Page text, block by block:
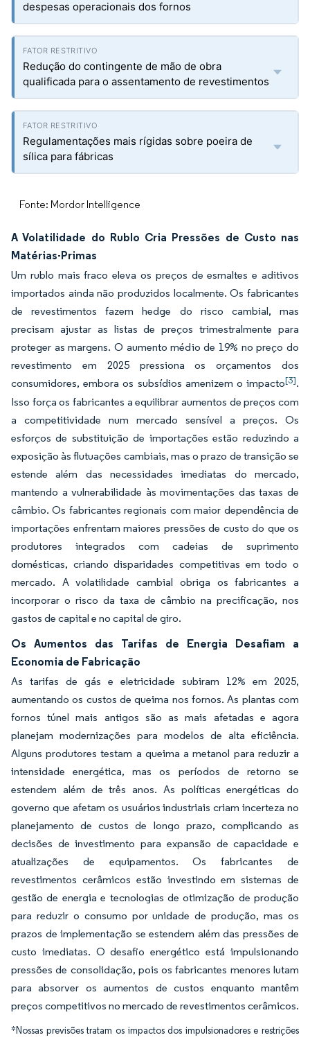
despesas operacionais dos fornos
Redução do contingente de mão de obra
qualificada para o assentamento de revestimentos
Regulamentações mais rígidas sobre poeira de
sílica para fábricas
Fonte: Mordor Intelligence
A Volatilidade do Rublo Cria Pressões de Custo nas
Matérias-Primas
Um rublo mais fraco eleva os preços de esmaltes e aditivos
importados ainda não produzidos localmente. Os fabricantes
de revestimentos fazem hedge do risco cambial, mas
precisam ajustar as listas de preços trimestralmente para
proteger as margens. O aumento médio de 19% no preço do
revestimento em 2025 pressiona os orçamentos dos
consumidores, embora os subsídios amenizem o impacto[3].
Isso força os fabricantes a equilibrar aumentos de preços com
a competitividade num mercado sensível a preços. Os
esforços de substituição de importações estão reduzindo a
exposição às flutuações cambiais, mas o prazo de transição se
estende além das necessidades imediatas do mercado,
mantendo a vulnerabilidade às movimentações das taxas de
câmbio. Os fabricantes regionais com maior dependência de
importações enfrentam maiores pressões de custo do que os
produtores integrados com cadeias de suprimento
domésticas, criando disparidades competitivas em todo o
mercado. A volatilidade cambial obriga os fabricantes a
incorporar o risco da taxa de câmbio na precificação, nos
gastos de capital e no capital de giro.
Os Aumentos das Tarifas de Energia Desafiam a
Economia de Fabricação
As tarifas de gás e eletricidade subiram 12% em 2025,
aumentando os custos de queima nos fornos. As plantas com
fornos túnel mais antigos são as mais afetadas e agora
planejam modernizações para modelos de alta eficiência.
Alguns produtores testam a queima a metanol para reduzir a
intensidade energética, mas os períodos de retorno se
estendem além de três anos. As políticas energéticas do
governo que afetam os usuários industriais criam incerteza no
planejamento de custos de longo prazo, complicando as
decisões de investimento para expansão de capacidade e
atualizações de equipamentos. Os fabricantes de
revestimentos cerâmicos estão investindo em sistemas de
gestão de energia e tecnologias de otimização de produção
para reduzir o consumo por unidade de produção, mas os
prazos de implementação se estendem além das pressões de
custo imediatas. O desafio energético está impulsionando
pressões de consolidação, pois os fabricantes menores lutam
para absorver os aumentos de custos enquanto mantêm
preços competitivos no mercado de revestimentos cerâmicos.
*Nossas previsões tratam os impactos dos impulsionadores e restrições